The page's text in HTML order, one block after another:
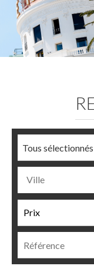
Tous sélectionnés